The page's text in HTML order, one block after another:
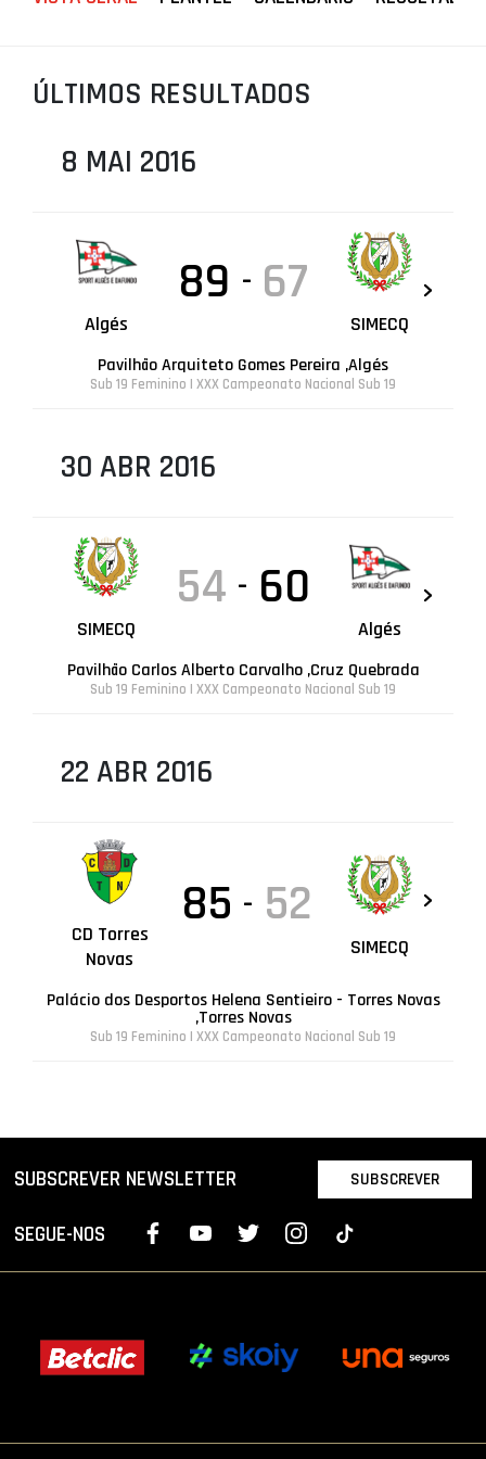
LIGA BETCLIC MASCULINA
LIGA BETCLIC FEMININA
ÚLTIMOS RESULTADOS
8 MAI 2016
Algés
89 - 67
SIMECQ
Pavilhão Arquiteto Gomes Pereira ,Algés
Sub 19 Feminino | XXX Campeonato Nacional Sub 19
30 ABR 2016
SIMECQ
54 - 60
Algés
Pavilhão Carlos Alberto Carvalho ,Cruz Quebrada
Sub 19 Feminino | XXX Campeonato Nacional Sub 19
22 ABR 2016
CD Torres
Novas
85 - 52
SIMECQ
Palácio dos Desportos Helena Sentieiro - Torres Novas
,Torres Novas
Sub 19 Feminino | XXX Campeonato Nacional Sub 19
SUBSCREVER NEWSLETTER SUBSCREVER
SEGUE-NOS